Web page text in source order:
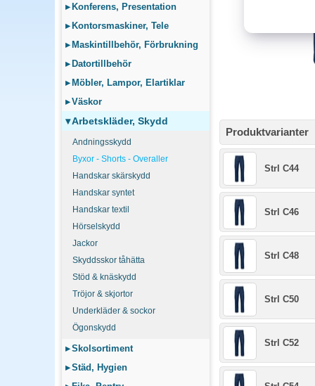
▸ Konferens, Presentation
▸ Kontorsmaskiner, Tele
▸ Maskintillbehör, Förbrukning
▸ Datortillbehör
▸ Möbler, Lampor, Elartiklar
▸Väskor
▾Arbetskläder, Skydd
Andningsskydd
Byxor - Shorts - Overaller
Handskar skärskydd
Handskar syntet
Handskar textil
Hörselskydd
Jackor
Skyddsskor tåhätta
Stöd & knäskydd
Tröjor & skjortor
Underkläder & sockor
Ögonskydd
▸Skolsortiment
▸Städ, Hygien
Produktvarianter
Strl C44
Strl C46
Strl C48
Strl C50
Strl C52